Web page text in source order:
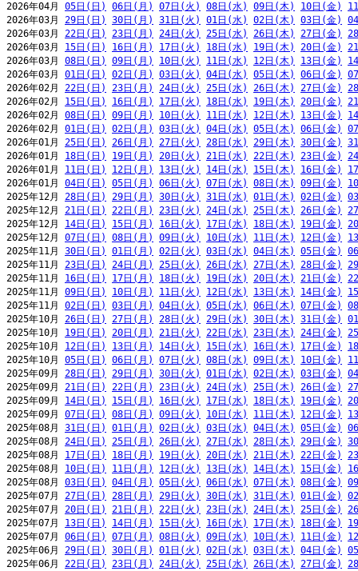
2026年04月 05日(日) 06日(月) 07日(火) 08日(水) 09日(木) 10日(金)
2026年03月 29日(日) 30日(月) 31日(火) 01日(水) 02日(木) 03日(金)
2026年03月 22日(日) 23日(月) 24日(火) 25日(水) 26日(木) 27日(金)
2026年03月 15日(日) 16日(月) 17日(火) 18日(水) 19日(木) 20日(金)
2026年03月 08日(日) 09日(月) 10日(火) 11日(水) 12日(木) 13日(金)
2026年03月 01日(日) 02日(月) 03日(火) 04日(水) 05日(木) 06日(金)
2026年02月 22日(日) 23日(月) 24日(火) 25日(水) 26日(木) 27日(金)
2026年02月 15日(日) 16日(月) 17日(火) 18日(水) 19日(木) 20日(金)
2026年02月 08日(日) 09日(月) 10日(火) 11日(水) 12日(木) 13日(金)
2026年02月 01日(日) 02日(月) 03日(火) 04日(水) 05日(木) 06日(金)
2026年01月 25日(日) 26日(月) 27日(火) 28日(水) 29日(木) 30日(金)
2026年01月 18日(日) 19日(月) 20日(火) 21日(水) 22日(木) 23日(金)
2026年01月 11日(日) 12日(月) 13日(火) 14日(水) 15日(木) 16日(金)
2026年01月 04日(日) 05日(月) 06日(火) 07日(水) 08日(木) 09日(金)
2025年12月 28日(日) 29日(月) 30日(火) 31日(水) 01日(木) 02日(金)
2025年12月 21日(日) 22日(月) 23日(火) 24日(水) 25日(木) 26日(金)
2025年12月 14日(日) 15日(月) 16日(火) 17日(水) 18日(木) 19日(金)
2025年12月 07日(日) 08日(月) 09日(火) 10日(水) 11日(木) 12日(金)
2025年11月 30日(日) 01日(月) 02日(火) 03日(水) 04日(木) 05日(金)
2025年11月 23日(日) 24日(月) 25日(火) 26日(水) 27日(木) 28日(金)
2025年11月 16日(日) 17日(月) 18日(火) 19日(水) 20日(木) 21日(金)
2025年11月 09日(日) 10日(月) 11日(火) 12日(水) 13日(木) 14日(金)
2025年11月 02日(日) 03日(月) 04日(火) 05日(水) 06日(木) 07日(金)
2025年10月 26日(日) 27日(月) 28日(火) 29日(水) 30日(木) 31日(金)
2025年10月 19日(日) 20日(月) 21日(火) 22日(水) 23日(木) 24日(金)
2025年10月 12日(日) 13日(月) 14日(火) 15日(水) 16日(木) 17日(金)
2025年10月 05日(日) 06日(月) 07日(火) 08日(水) 09日(木) 10日(金)
2025年09月 28日(日) 29日(月) 30日(火) 01日(水) 02日(木) 03日(金)
2025年09月 21日(日) 22日(月) 23日(火) 24日(水) 25日(木) 26日(金)
2025年09月 14日(日) 15日(月) 16日(火) 17日(水) 18日(木) 19日(金)
2025年09月 07日(日) 08日(月) 09日(火) 10日(水) 11日(木) 12日(金)
2025年08月 31日(日) 01日(月) 02日(火) 03日(水) 04日(木) 05日(金)
2025年08月 24日(日) 25日(月) 26日(火) 27日(水) 28日(木) 29日(金)
2025年08月 17日(日) 18日(月) 19日(火) 20日(水) 21日(木) 22日(金)
2025年08月 10日(日) 11日(月) 12日(火) 13日(水) 14日(木) 15日(金)
2025年08月 03日(日) 04日(月) 05日(火) 06日(水) 07日(木) 08日(金)
2025年07月 27日(日) 28日(月) 29日(火) 30日(水) 31日(木) 01日(金)
2025年07月 20日(日) 21日(月) 22日(火) 23日(水) 24日(木) 25日(金)
2025年07月 13日(日) 14日(月) 15日(火) 16日(水) 17日(木) 18日(金)
2025年07月 06日(日) 07日(月) 08日(火) 09日(水) 10日(木) 11日(金)
2025年06月 29日(日) 30日(月) 01日(火) 02日(水) 03日(木) 04日(金)
2025年06月 22日(日) 23日(月) 24日(火) 25日(水) 26日(木) 27日(金)